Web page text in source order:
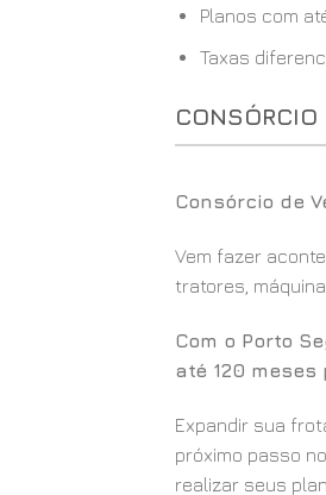
Planos com
Taxas
Consórcio de
Vem fazer
tratores,
Com o Porto
até 120
Expandir sua
próximo passo
realizar seus